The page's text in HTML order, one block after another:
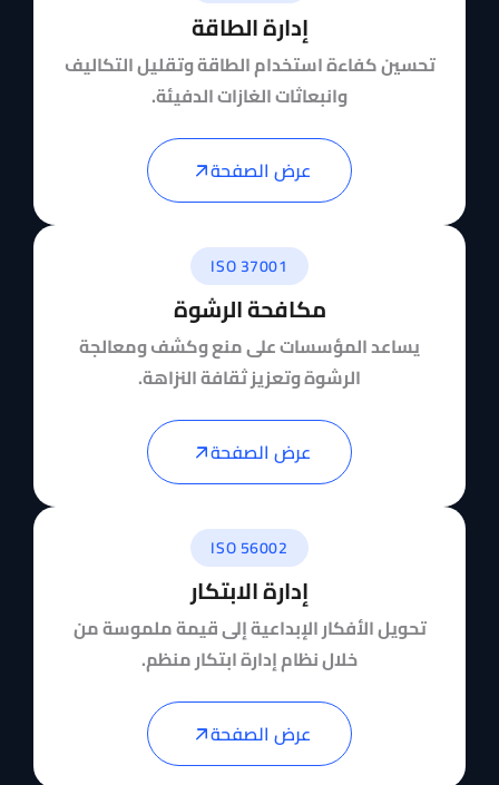
إدارة الطاقة
تحسين كفاءة استخدام الطاقة وتقليل التكاليف
وانبعاثات الغازات الدفيئة.
عرض الصفحة
ISO 37001
مكافحة الرشوة
يساعد المؤسسات على منع وكشف ومعالجة
الرشوة وتعزيز ثقافة النزاهة.
عرض الصفحة
ISO 56002
إدارة الابتكار
تحويل الأفكار الإبداعية إلى قيمة ملموسة من
خلال نظام إدارة ابتكار منظم.
عرض الصفحة